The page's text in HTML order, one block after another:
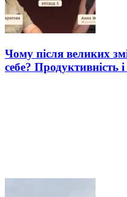
Чому після великих
себе? Продуктивність